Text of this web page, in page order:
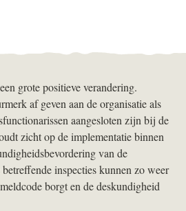
grote positieve verandering.
af geven aan de organisatie als
aangesloten zijn bij de
zicht op de implementatie binnen
van de
inspecties kunnen zo weer
borgt en de deskundigheid